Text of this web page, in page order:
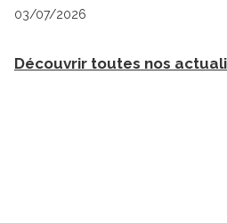
03/07/2026
Découvrir toutes nos